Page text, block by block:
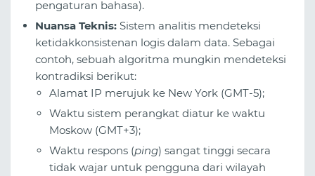
pengaturan bahasa).
Nuansa Teknis: Sistem analitis mendeteksi
ketidakkonsistenan logis dalam data. Sebagai
contoh, sebuah algoritma mungkin mendeteksi
kontradiksi berikut:
Alamat IP merujuk ke New York (GMT-5);
Waktu sistem perangkat diatur ke waktu
Moskow (GMT+3);
Waktu respons (ping) sangat tinggi secara
tidak wajar untuk pengguna dari wilayah